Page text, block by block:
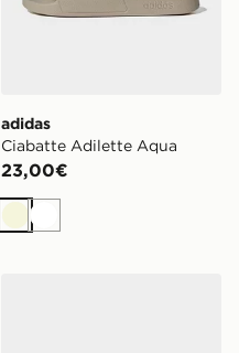
adidas
Ciabatte Adilette Aqua
23,00€
BeigeBianco